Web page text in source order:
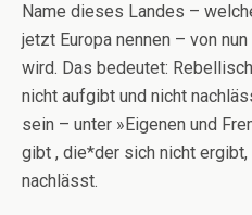
Name dieses Landes –
jetzt Europa nennen – von
wird. Das bedeutet:
nicht aufgibt und nicht
sein – unter »Eigenen und
gibt , die*der sich nicht
nachlässt.